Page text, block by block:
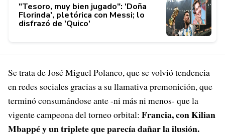
"Tesoro, muy bien jugado": 'Doña
Florinda', pletórica con Messi; lo
disfrazó de 'Quico'
Se trata de José Miguel Polanco, que se volvió tendencia
en redes sociales gracias a su llamativa premonición, que
terminó consumándose ante -ni más ni menos- que la
vigente campeona del torneo orbital: Francia, con Kilian
Mbappé y un triplete que parecía dañar la ilusión.